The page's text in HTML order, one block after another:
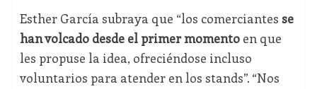
Esther García subraya que “los comerciantes se
han volcado desde el primer momentoen que
les propuse la idea, ofreciéndose incluso
voluntarios para atender en los stands”. “Nos